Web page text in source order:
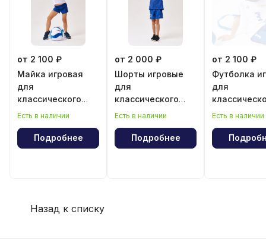
от 2 100 ₽
Майка игровая
для
классического
волейбола для
Есть в наличии
Подробнее
от 2 000 ₽
Шорты игровые
для
классического
волейбола для
Есть в наличии
Подробнее
от 2 100 ₽
Футболка
для
волейбола
Есть в наличии
Назад к списку